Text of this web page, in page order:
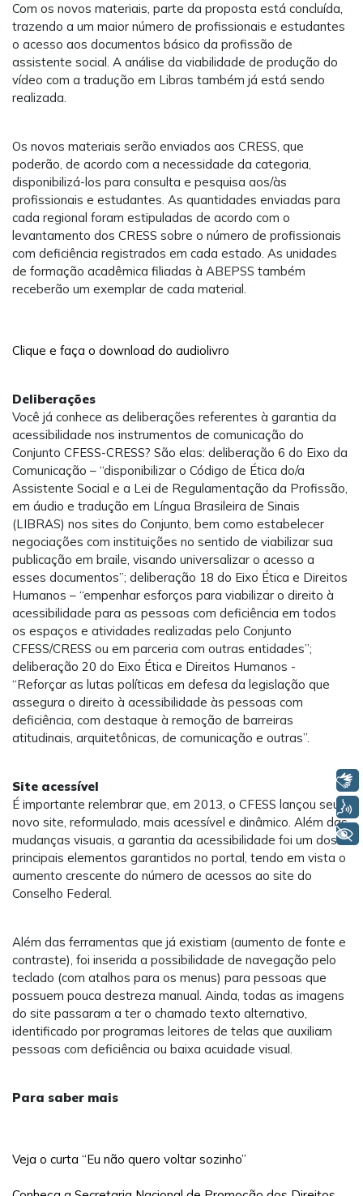
Com os novos materiais, parte da proposta está concluída,
trazendo a um maior número de profissionais e estudantes
o acesso aos documentos básico da profissão de
assistente social. A análise da viabilidade de produção do
vídeo com a tradução em Libras também já está sendo
realizada.
Os novos materiais serão enviados aos CRESS, que
poderão, de acordo com a necessidade da categoria,
disponibilizá-los para consulta e pesquisa aos/às
profissionais e estudantes. As quantidades enviadas para
cada regional foram estipuladas de acordo com o
levantamento dos CRESS sobre o número de profissionais
com deficiência registrados em cada estado. As unidades
de formação acadêmica filiadas à ABEPSS também
receberão um exemplar de cada material.
Clique e faça o download do audiolivro
Deliberações
Você já conhece as deliberações referentes à garantia da
acessibilidade nos instrumentos de comunicação do
Conjunto CFESS-CRESS? São elas: deliberação 6 do Eixo da
Comunicação – “disponibilizar o Código de Ética do/a
Assistente Social e a Lei de Regulamentação da Profissão,
em áudio e tradução em Língua Brasileira de Sinais
(LIBRAS) nos sites do Conjunto, bem como estabelecer
negociações com instituições no sentido de viabilizar sua
publicação em braile, visando universalizar o acesso a
esses documentos”; deliberação 18 do Eixo Ética e Direitos
Humanos – “empenhar esforços para viabilizar o direito à
acessibilidade para as pessoas com deficiência em todos
os espaços e atividades realizadas pelo Conjunto
CFESS/CRESS ou em parceria com outras entidades”;
deliberação 20 do Eixo Ética e Direitos Humanos -
“Reforçar as lutas políticas em defesa da legislação que
assegura o direito à acessibilidade às pessoas com
deficiência, com destaque à remoção de barreiras
atitudinais, arquitetônicas, de comunicação e outras”.
Site acessível
É importante relembrar que, em 2013, o CFESS lançou seu
novo site, reformulado, mais acessível e dinâmico. Além das
mudanças visuais, a garantia da acessibilidade foi um dos
principais elementos garantidos no portal, tendo em vista o
aumento crescente do número de acessos ao site do
Conselho Federal.
Além das ferramentas que já existiam (aumento de fonte e
contraste), foi inserida a possibilidade de navegação pelo
teclado (com atalhos para os menus) para pessoas que
possuem pouca destreza manual. Ainda, todas as imagens
do site passaram a ter o chamado texto alternativo,
identificado por programas leitores de telas que auxiliam
pessoas com deficiência ou baixa acuidade visual.
Para saber mais
Veja o curta “Eu não quero voltar sozinho”
Voz
+ Acessibilidade